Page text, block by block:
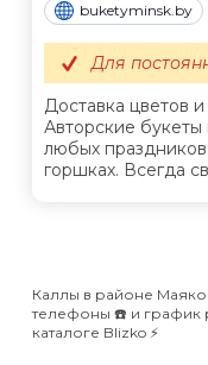
buketyminsk.by
Доставка цветов
Авторские
любых
горшках. Всегда
Для
Каллы в районе
телефоны ☎️ и график
каталоге Blizko ⚡️